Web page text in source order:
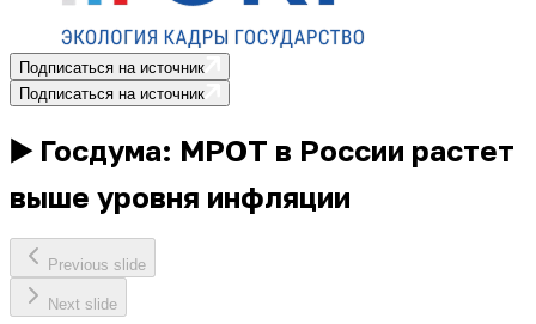
Подписаться на источник
Подписаться на источник
▶️ Госдума: МРОТ в России растет
выше уровня инфляции
Previous slide
Next slide